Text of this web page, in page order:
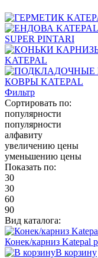
SUPER PINTARI
KATEPAL
КОВРЫ KATEPAL
Фильтр
Сортировать по:
популярности
популярности
алфавиту
увеличению цены
уменьшению цены
Показать по:
30
30
60
90
Вид каталога:
Конек/карниз Katepal
В корзину